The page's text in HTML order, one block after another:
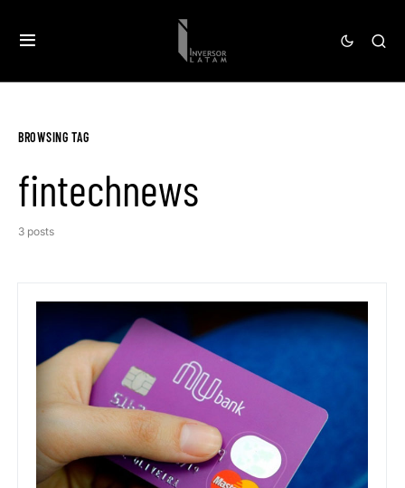
BROWSING TAG
fintechnews
3 posts